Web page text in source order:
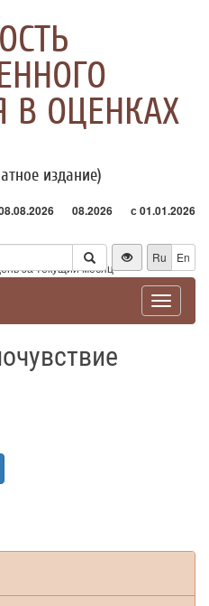
В ОЦЕНКАХ
издание)
08.2026 с 01.01.2026
за текущий месяц
Ru En
Toggle